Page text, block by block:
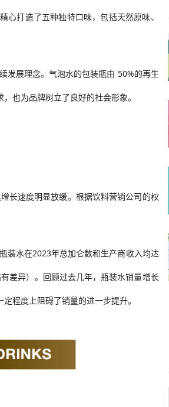
打造了五种独特口味，包括天然原味、
发展理念。气泡水的包装瓶由 50%的再生
也为品牌树立了良好的社会形象。
长速度明显放缓。根据饮料营销公司的权
装水在2023年总加仑数和生产商收入均达
差异）。回顾过去几年，瓶装水销量增长
程度上阻碍了销量的进一步提升。